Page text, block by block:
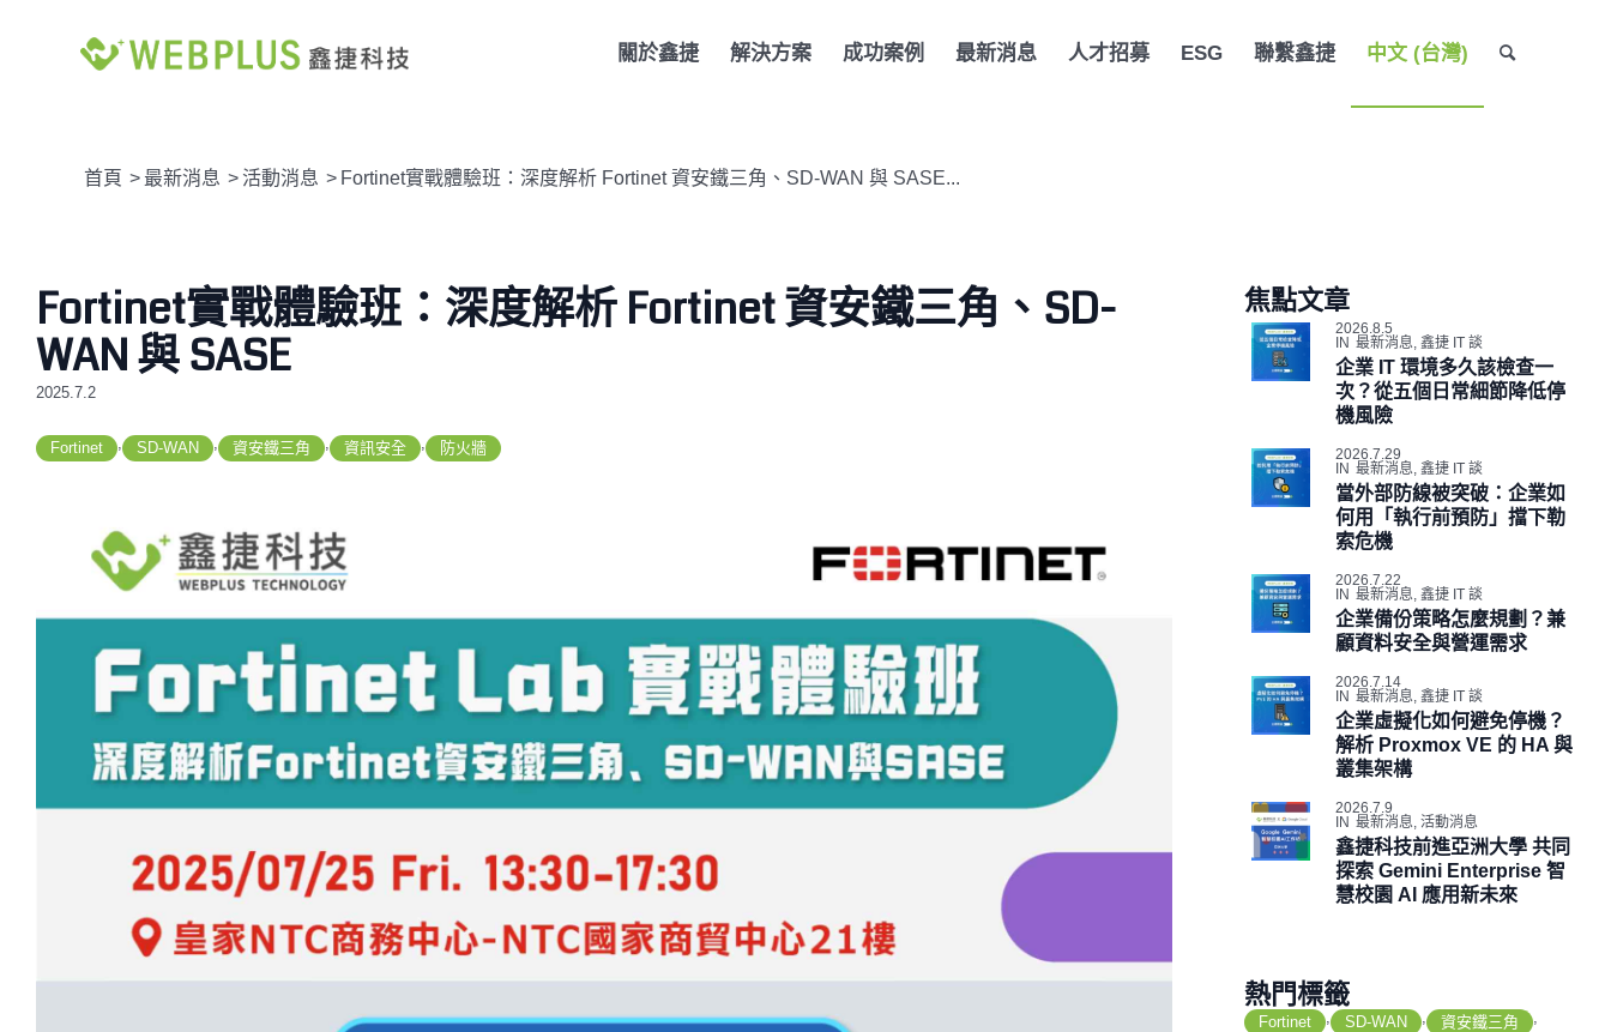
關於鑫捷 解決方案 成功案例 最新消息 人才招募 ESG 聯繫鑫捷 中文 (台灣)
首頁 > 最新消息 > 活動消息 > Fortinet實戰體驗班：深度解析 Fortinet 資安鐵三角、SD-WAN 與 SASE...
Fortinet實戰體驗班：深度解析 Fortinet 資安鐵三角、SD-
WAN 與 SASE
2025.7.2
Fortinet , SD-WAN , 資安鐵三角 , 資訊安全 , 防火牆
焦點文章
2026.8.5
IN 最新消息, 鑫捷 IT 談
企業 IT 環境多久該檢查一
次？從五個日常細節降低停
機風險
2026.7.29
IN 最新消息, 鑫捷 IT 談
當外部防線被突破：企業如
何用「執行前預防」擋下勒
索危機
2026.7.22
IN 最新消息, 鑫捷 IT 談
企業備份策略怎麼規劃？兼
顧資料安全與營運需求
2026.7.14
IN 最新消息, 鑫捷 IT 談
企業虛擬化如何避免停機？
解析 Proxmox VE 的 HA 與
叢集架構
2026.7.9
IN 最新消息, 活動消息
鑫捷科技前進亞洲大學 共同
探索 Gemini Enterprise 智
慧校園 AI 應用新未來
熱門標籤
Fortinet , SD-WAN , 資安鐵三角
,